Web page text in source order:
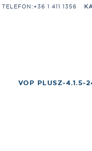
1 411 1356
VOP PLUSZ-4.1.5-